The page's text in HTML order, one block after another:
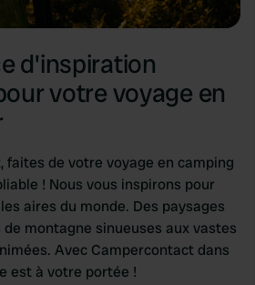
d'inspiration
votre voyage en
faites de votre voyage en camping
! Nous vous inspirons pour
aires du monde. Des paysages
montagne sinueuses aux vastes
Avec Campercontact dans
est à votre portée !